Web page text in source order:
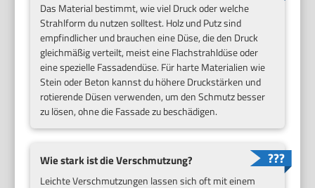
Das Material bestimmt, wie viel Druck oder welche
Strahlform du nutzen solltest. Holz und Putz sind
empfindlicher und brauchen eine Düse, die den Druck
gleichmäßig verteilt, meist eine Flachstrahldüse oder
eine spezielle Fassadendüse. Für harte Materialien wie
Stein oder Beton kannst du höhere Druckstärken und
rotierende Düsen verwenden, um den Schmutz besser
zu lösen, ohne die Fassade zu beschädigen.
Wie stark ist die Verschmutzung?
Leichte Verschmutzungen lassen sich oft mit einem